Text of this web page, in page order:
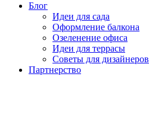
Блог
Идеи для сада
Оформление балкона
Озеленение офиса
Идеи для террасы
Советы для дизайнеров
Партнерство